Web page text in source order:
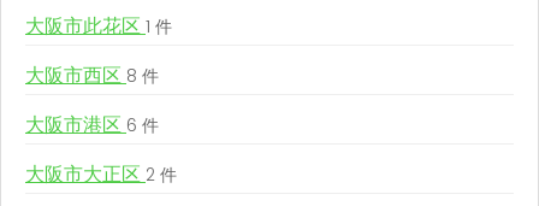
大阪市此花区 1 件
大阪市西区 8 件
大阪市港区 6 件
大阪市大正区 2 件